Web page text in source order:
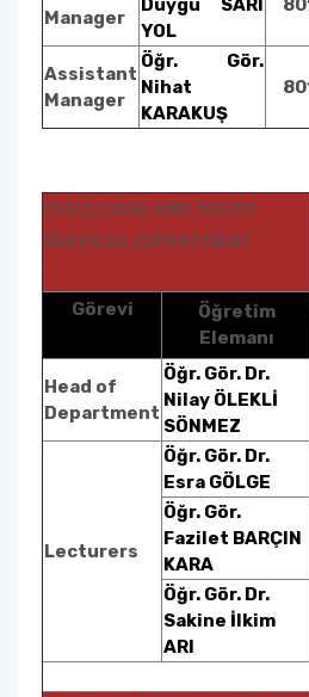
Manager
Duygu SARI
YOL
Assistant
Manager
Öğr. Gör.
Nihat
KARAKUŞ
CHILD CARE AND YOUTH
SERVICES DEPARTMENT
Görevi
Öğretim
Elemanı
Head of
Department
Öğr. Gör. Dr.
Nilay ÖLEKLİ
SÖNMEZ
Lecturers
Öğr. Gör. Dr.
Esra GÖLGE
Öğr. Gör.
Fazilet BARÇIN
KARA
Öğr. Gör. Dr.
Sakine İlkim
ARI
Medical Services and Techniques
Management and Organisation